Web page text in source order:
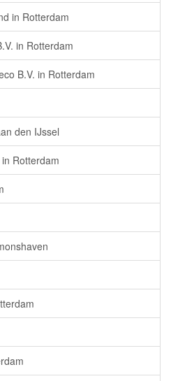
in Rotterdam
in Rotterdam
B.V. in Rotterdam
den IJssel
Rotterdam